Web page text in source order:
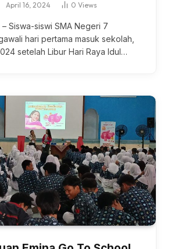
April 16, 2024 0 Views
Siswa-siswi SMA Negeri 7
hari pertama masuk sekolah,
setelah Libur Hari Raya Idul…